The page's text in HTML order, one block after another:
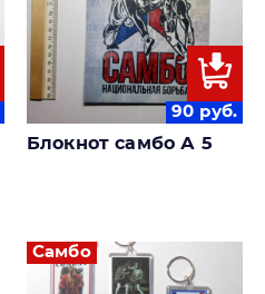
90 руб.
Блокнот самбо А 5
Самбо